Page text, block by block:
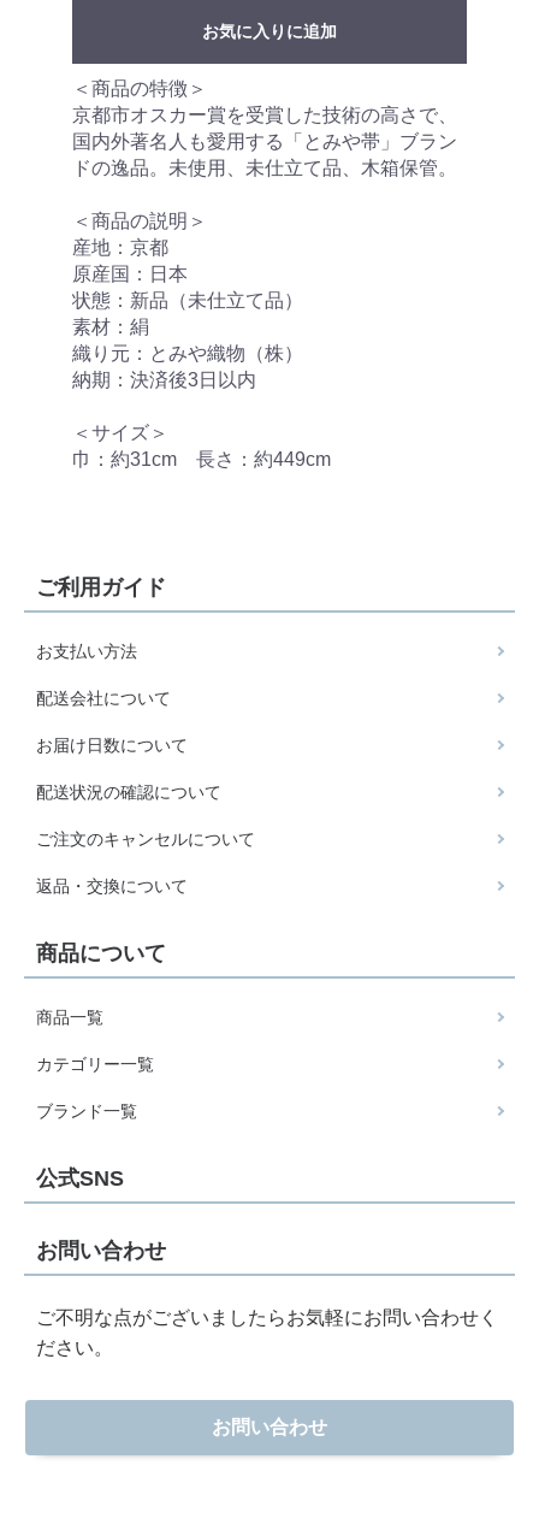
お気に入りに追加
＜商品の特徴＞
京都市オスカー賞を受賞した技術の高さで、
国内外著名人も愛用する「とみや帯」ブラン
ドの逸品。未使用、未仕立て品、木箱保管。
＜商品の説明＞
産地：京都
原産国：日本
状態：新品（未仕立て品）
素材：絹
織り元：とみや織物（株）
納期：決済後3日以内
＜サイズ＞
巾：約31cm 長さ：約449cm
ご利用ガイド
お支払い方法
配送会社について
お届け日数について
配送状況の確認について
ご注文のキャンセルについて
返品・交換について
商品について
商品一覧
カテゴリー一覧
ブランド一覧
公式SNS
お問い合わせ
ご不明な点がございましたらお気軽にお問い合わせく
ださい。
お問い合わせ